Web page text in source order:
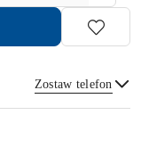
Zostaw telefon